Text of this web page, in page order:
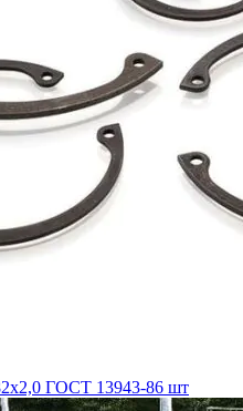
ГОСТ 13943-86 шт